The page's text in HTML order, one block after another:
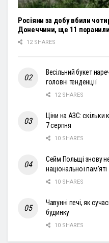
Росіяни за добу вбили
Донеччини, ще 11 поранили
12 SHARES
Весільний букет
головні тенденції
12 SHARES
Ціни на АЗС: скільки
7 серпня
10 SHARES
Сейм Польщі знову
національної пам’яті
10 SHARES
Чавунні печі, як
будинку
10 SHARES